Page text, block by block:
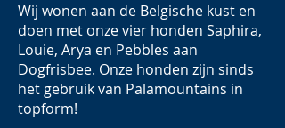
Wij wonen aan de Belgische kust en
doen met onze vier honden Saphira,
Louie, Arya en Pebbles aan
Dogfrisbee. Onze honden zijn sinds
het gebruik van Palamountains in
topform!